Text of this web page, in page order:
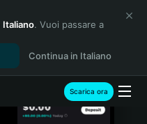
Italiano. Vuoi passare a
Continua in Italiano
Scarica ora